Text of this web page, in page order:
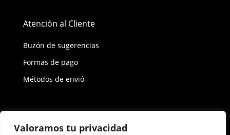
Valoramos tu privacidad
Atención al Cliente
Buzón de sugerencias
Formas de pago
Métodos de envió
Política de privacidad